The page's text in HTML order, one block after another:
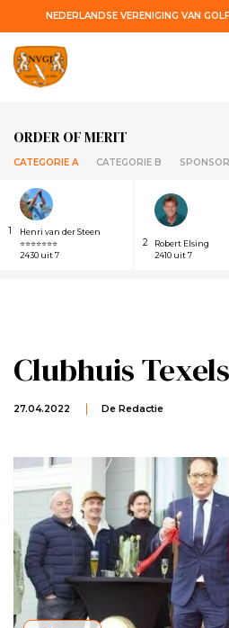
NEDERLANDSE VERENIGING VAN
ORDER OF MERIT
CATEGORIE A CATEGORIE B
1
Henri van der Steen
⭐⭐⭐⭐⭐⭐⭐
2430 uit 7
2
Robert Elsing
2410 uit 7
Clubhuis
27.04.2022 De Redactie